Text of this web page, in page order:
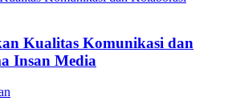
Kualitas Komunikasi dan
Insan Media